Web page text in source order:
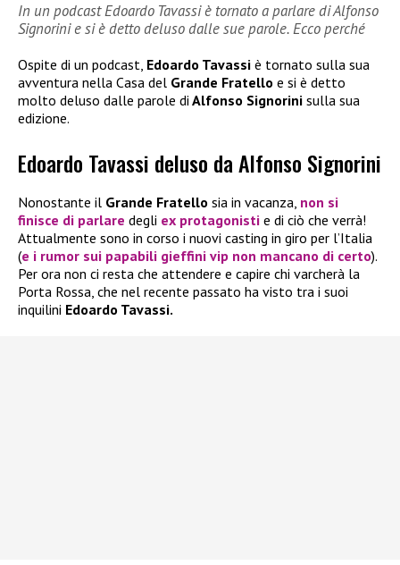
In un podcast Edoardo Tavassi è tornato a parlare di Alfonso
Signorini e si è detto deluso dalle sue parole. Ecco perché
Ospite di un podcast, Edoardo Tavassi è tornato sulla sua
avventura nella Casa del Grande Fratello e si è detto
molto deluso dalle parole di Alfonso Signorini sulla sua
edizione.
Edoardo Tavassi deluso da Alfonso Signorini
Nonostante il Grande Fratello sia in vacanza, non si
finisce di parlare degli ex protagonisti e di ciò che verrà!
Attualmente sono in corso i nuovi casting in giro per l’Italia
(e i rumor sui papabili gieffini vip non mancano di certo).
Per ora non ci resta che attendere e capire chi varcherà la
Porta Rossa, che nel recente passato ha visto tra i suoi
inquilini Edoardo Tavassi.